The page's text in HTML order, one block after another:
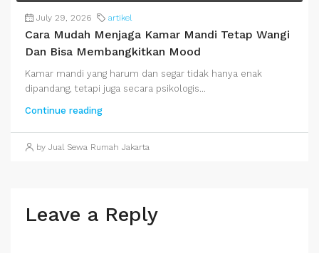
July 29, 2026 artikel
Cara Mudah Menjaga Kamar Mandi Tetap Wangi
Dan Bisa Membangkitkan Mood
Kamar mandi yang harum dan segar tidak hanya enak
dipandang, tetapi juga secara psikologis...
Continue reading
by Jual Sewa Rumah Jakarta
Leave a Reply